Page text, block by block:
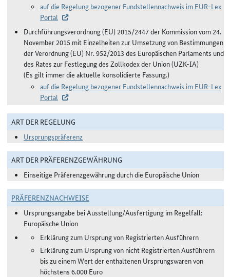
auf die Regelung bezogener Fundstellennachweis im EUR-Lex
Portal
Durchführungsverordnung (EU) 2015/2447 der Kommission vom 24.
November 2015 mit Einzelheiten zur Umsetzung von Bestimmungen
der Verordnung (EU) Nr. 952/2013 des Europäischen Parlaments und
des Rates zur Festlegung des Zollkodex der Union (UZK-IA)
(Es gilt immer die aktuelle konsolidierte Fassung.)
auf die Regelung bezogener Fundstellennachweis im EUR-Lex
Portal
ART DER REGELUNG
Ursprungspräferenz
ART DER PRÄFERENZGEWÄHRUNG
Einseitige Präferenzgewährung durch die Europäische Union
PRÄFERENZNACHWEISE
Ursprungsangabe bei Ausstellung/Ausfertigung im Regelfall:
Europäische Union
Erklärung zum Ursprung von Registrierten Ausführern
Erklärung zum Ursprung von nicht Registrierten Ausführern
bis zu einem Wert der enthaltenen Ursprungswaren von
höchstens 6.000 Euro